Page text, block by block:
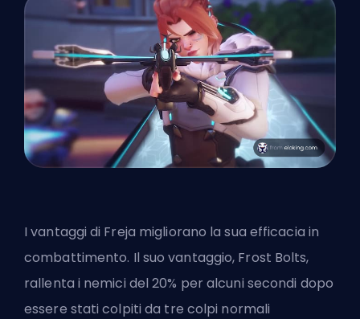
I vantaggi di Freja migliorano la sua efficacia in
combattimento. Il suo vantaggio, Frost Bolts,
rallenta i nemici del 20% per alcuni secondi dopo
essere stati colpiti da tre colpi normali